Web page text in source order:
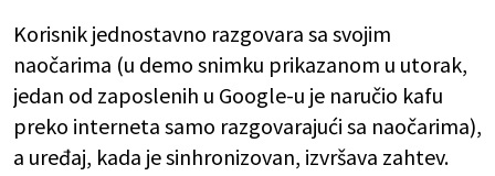
Korisnik jednostavno razgovara sa svojim
naočarima (u demo snimku prikazanom u utorak,
jedan od zaposlenih u Google-u je naručio kafu
preko interneta samo razgovarajući sa naočarima),
a uređaj, kada je sinhronizovan, izvršava zahtev.